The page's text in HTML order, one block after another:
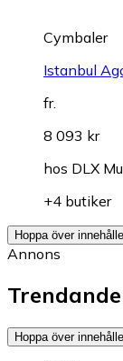
Cymbaler
Istanbul
fr.
8 093 kr
hos DLX
+4 butiker
Hoppa över
Annons
Hoppa över